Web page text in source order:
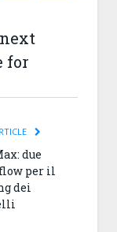
for
due
per il
dei